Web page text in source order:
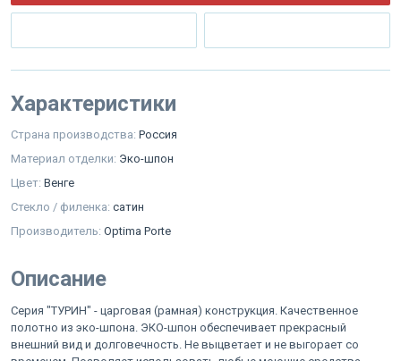
Характеристики
Страна производства: Россия
Материал отделки: Эко-шпон
Цвет: Венге
Стекло / филенка: сатин
Производитель: Optima Porte
Описание
Серия "ТУРИН" - царговая (рамная) конструкция. Качественное
полотно из эко-шпона. ЭКО-шпон обеспечивает прекрасный
внешний вид и долговечность. Не выцветает и не выгорает со